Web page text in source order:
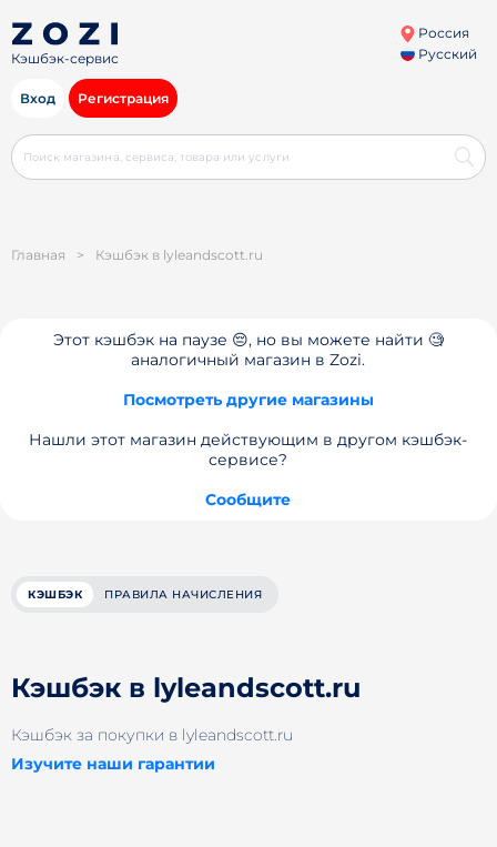
Кэшбэк-сервис
Россия
Русский
Вход Регистрация
Главная > Кэшбэк в lyleandscott.ru
Этот кэшбэк на паузе 😔, но вы можете найти 🧐
аналогичный магазин в Zozi.
Посмотреть другие магазины
Нашли этот магазин действующим в другом кэшбэк-
сервисе?
Сообщите
КЭШБЭК ПРАВИЛА НАЧИСЛЕНИЯ
Кэшбэк в lyleandscott.ru
Кэшбэк за покупки в lyleandscott.ru
Изучите наши гарантии